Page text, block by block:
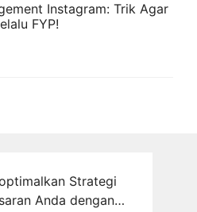
Instagram: Trik Agar
FYP!
Strategi
Anda dengan